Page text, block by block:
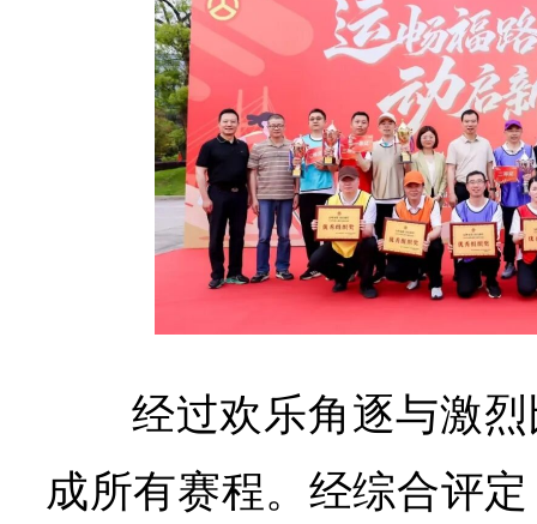
经过欢乐角逐与激
成所有赛程。经综合评